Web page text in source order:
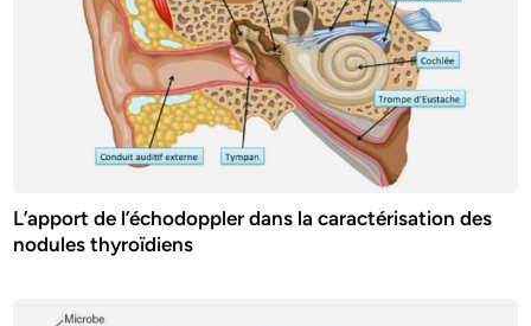
L’apport de l’échodoppler dans la caractérisation des
nodules thyroïdiens